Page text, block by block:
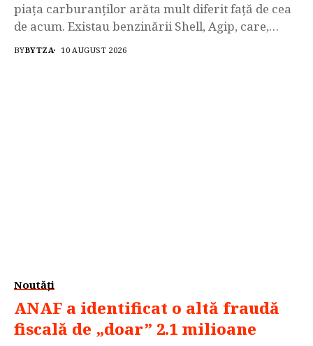
piața carburanților arăta mult diferit față de cea
de acum. Existau benzinării Shell, Agip, care,
încet-încet, au plecat, lăsând locul liber pentru
BYBYTZA 10 AUGUST 2026
Noutăți
ANAF a identificat o altă fraudă
fiscală de „doar” 2.1 milioane